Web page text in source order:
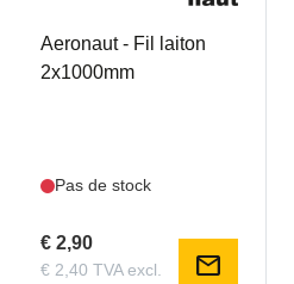
Aeronaut - Fil laiton
2x1000mm
Pas de stock
€ 2,90
€ 2,40 TVA excl. mail